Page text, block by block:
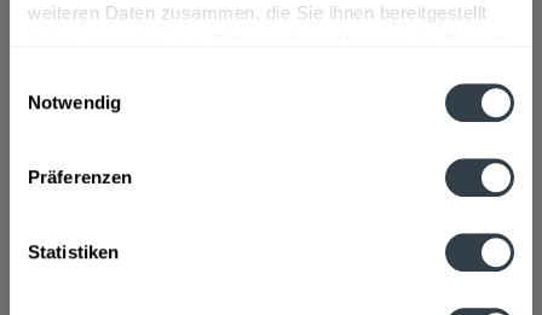
weiteren Daten zusammen, die Sie ihnen bereitgestellt
Notwendig
Präferenzen
Statistiken
Hersteller
BE SCHIEDAM - THE NETHERLANDS